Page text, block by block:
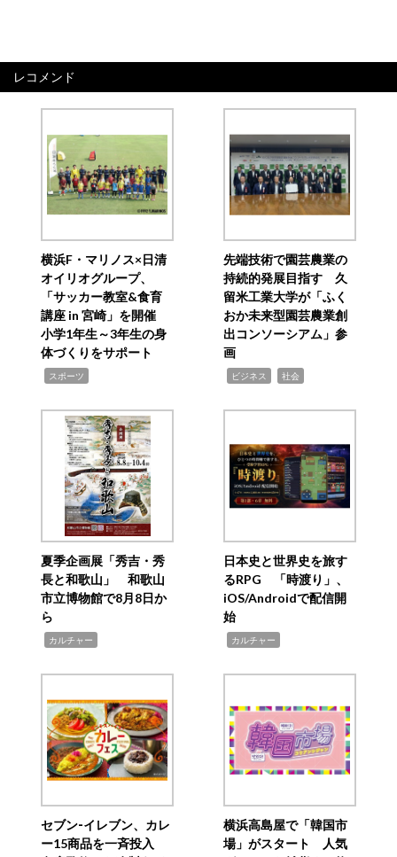
レコメンド
横浜F・マリノス×日清
オイリオグループ、
「サッカー教室&食育
講座 in 宮崎」を開催
小学1年生～3年生の身
体づくりをサポート
スポーツ
先端技術で園芸農業の
持続的発展目指す 久
留米工業大学が「ふく
おか未来型園芸農業創
出コンソーシアム」参
画
ビジネス 社会
夏季企画展「秀吉・秀
長と和歌山」 和歌山
市立博物館で8月8日か
ら
カルチャー
日本史と世界史を旅す
るRPG 「時渡り」、
iOS/Androidで配信開
始
カルチャー
セブン‐イレブン、カレ
ー15商品を一斉投入
横浜高島屋で「韓国市
場」がスタート 人気